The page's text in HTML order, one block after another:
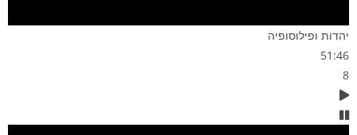
יהדות ופילוסופיה
51:46
8